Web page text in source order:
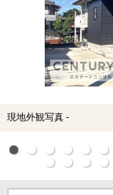
現地外観写真 -